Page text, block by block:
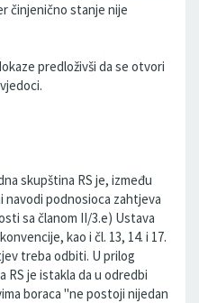
činjenično stanje nije
predloživši da se otvori
skupština RS je, između
navodi podnosioca zahtjeva
sa članom II/3.e) Ustava
kao i čl. 13, 14. i 17.
treba odbiti. U prilog
RS je istakla da u odredbi
boraca "ne postoji nijedan